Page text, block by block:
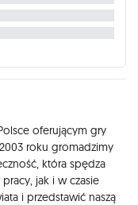
oferującym gry
roku gromadzimy
która spędza
jak i w czasie
i przedstawić naszą